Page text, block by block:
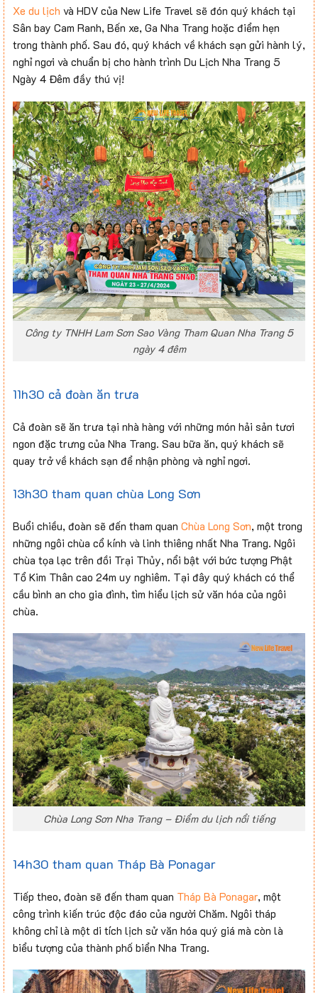
Xe du lịch và HDV của New Life Travel sẽ đón quý khách tại
Sân bay Cam Ranh, Bến xe, Ga Nha Trang hoặc điểm hẹn
trong thành phố. Sau đó, quý khách về khách sạn gửi hành lý,
nghỉ ngơi và chuẩn bị cho hành trình Du Lịch Nha Trang 5
Ngày 4 Đêm đầy thú vị!
Công ty TNHH Lam Sơn Sao Vàng Tham Quan Nha Trang 5
ngày 4 đêm
11h30 cả đoàn ăn trưa
Cả đoàn sẽ ăn trưa tại nhà hàng với những món hải sản tươi
ngon đặc trưng của Nha Trang. Sau bữa ăn, quý khách sẽ
quay trở về khách sạn để nhận phòng và nghỉ ngơi.
13h30 tham quan chùa Long Sơn
Buổi chiều, đoàn sẽ đến tham quan Chùa Long Sơn, một trong
những ngôi chùa cổ kính và linh thiêng nhất Nha Trang. Ngôi
chùa tọa lạc trên đồi Trại Thủy, nổi bật với bức tượng Phật
Tổ Kim Thân cao 24m uy nghiêm. Tại đây quý khách có thể
cầu bình an cho gia đình, tìm hiểu lịch sử văn hóa của ngôi
chùa.
Chùa Long Sơn Nha Trang – Điểm du lịch nổi tiếng
14h30 tham quan Tháp Bà Ponagar
Tiếp theo, đoàn sẽ đến tham quan Tháp Bà Ponagar, một
công trình kiến trúc độc đáo của người Chăm. Ngôi tháp
không chỉ là một di tích lịch sử văn hóa quý giá mà còn là
biểu tượng của thành phố biển Nha Trang.